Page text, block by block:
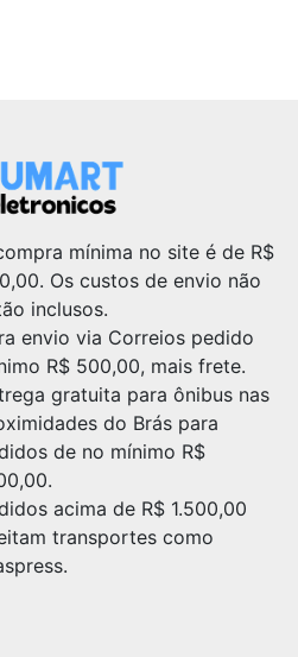
mínima no site é de R$
Os custos de envio não
inclusos.
envio via Correios pedido
R$ 500,00, mais frete.
gratuita para ônibus nas
do Brás para
de no mínimo R$
acima de R$ 1.500,00
transportes como